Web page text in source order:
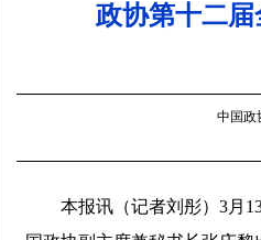
政协第十二
中国政
本报讯（记者刘彤）3月